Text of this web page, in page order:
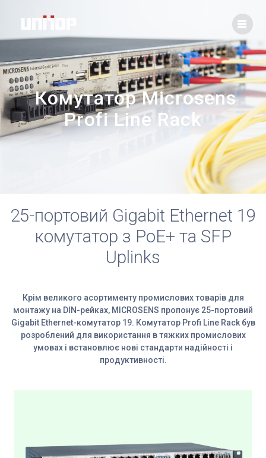
Комутатор Microsens
Profi Line Rack
25-портовий Gigabit Ethernet 19
комутатор з PoE+ та SFP
Uplinks
Крім великого асортименту промислових товарів для
монтажу на DIN-рейках, MICROSENS пропонує 25-портовий
Gigabit Ethernet-комутатор 19. Комутатор Profi Line Rack був
розроблений для використання в тяжких промислових
умовах і встановлює нові стандарти надійності і
продуктивності.